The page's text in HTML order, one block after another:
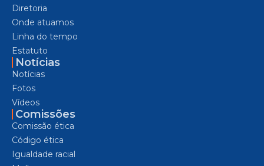
Diretoria
Onde atuamos
Linha do tempo
Estatuto
Notícias
Notícias
Fotos
Vídeos
Comissões
Comissão ética
Código ética
Igualdade racial